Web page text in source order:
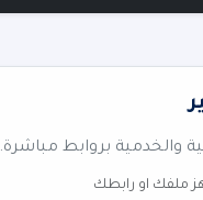
والخدمية بروابط مباشرة.
ملفك او رابطك